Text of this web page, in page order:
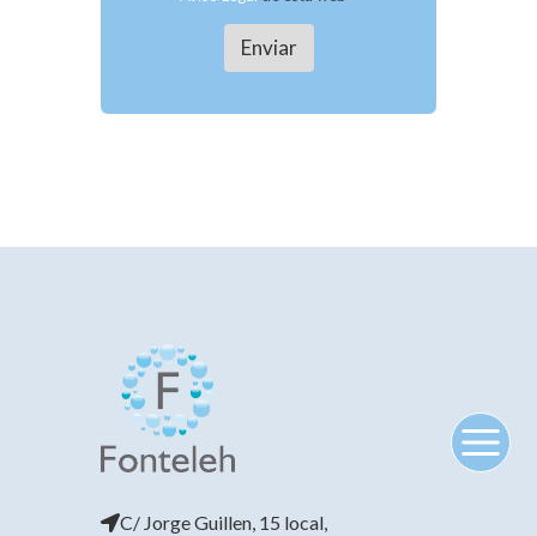
C/ Jorge Guillen, 15 local,